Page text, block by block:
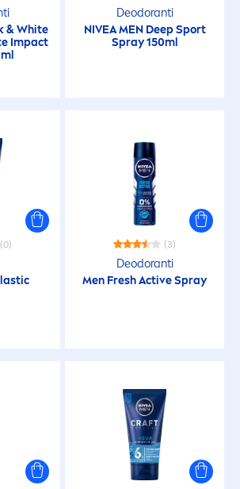
SOLARE
&White
Impact
Deodoranti
NIVEA MEN DeepSport
Spray 150ml
(0) (3)
Deodoranti
Men FreshActiveSpray